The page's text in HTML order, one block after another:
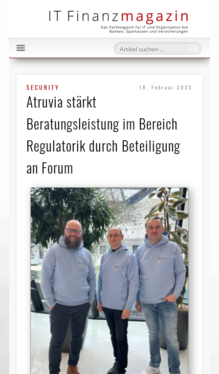
SECURITY 18. Februar 2025
Atruvia stärkt
Beratungsleistung im Bereich
Regulatorik durch Beteiligung
an Forum